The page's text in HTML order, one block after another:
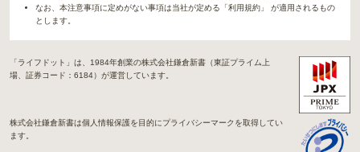
なお、本注意事項に定めがない事項は当社が定める「利用規約」 が適用されるもの
とします。
「ライフドット」は、1984年創業の株式会社鎌倉新書（東証プライム上
場、証券コード：6184）が運営しています。
株式会社鎌倉新書は個人情報保護を目的にプライバシーマークを取得してい
ます。